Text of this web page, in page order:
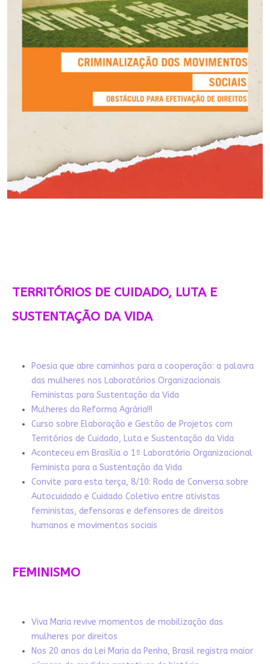
TERRITÓRIOS DE CUIDADO, LUTA E
SUSTENTAÇÃO DA VIDA
Poesia que abre caminhos para a cooperação: a palavra
das mulheres nos Laboratórios Organizacionais
Feministas para Sustentação da Vida
Mulheres da Reforma Agrária!!!
Curso sobre Elaboração e Gestão de Projetos com
Territórios de Cuidado, Luta e Sustentação da Vida
Aconteceu em Brasília o 1º Laboratório Organizacional
Feminista para a Sustentação da Vida
Convite para esta terça, 8/10: Roda de Conversa sobre
Autocuidado e Cuidado Coletivo entre ativistas
feministas, defensoras e defensores de direitos
humanos e movimentos sociais
FEMINISMO
Viva Maria revive momentos de mobilização das
mulheres por direitos
Nos 20 anos da Lei Maria da Penha, Brasil registra maior